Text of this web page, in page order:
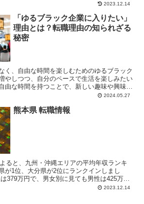
2023.12.14
「ゆるブラック企業に入りたい」
理由とは？転職理由の知られざる
秘密
く、自由な時間を楽しむためのゆるブラック
やしつつ、自分のペースで生活を楽しみたい
由な時間を持つことで、新しい趣味や興味を
が生まれることも。副業で得た収入は、さら
2024.05.27
熊本県 転職情報
ると、九州・沖縄エリアの平均年収ランキ
が1位、大分県が2位にランクインしまし
379万円で、男女別に見ても男性は425万
2023.12.14